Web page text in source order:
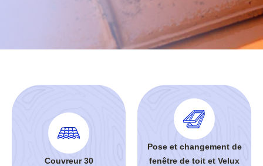
Couvreur 30
Pose et changement de
fenêtre de toit et Velux